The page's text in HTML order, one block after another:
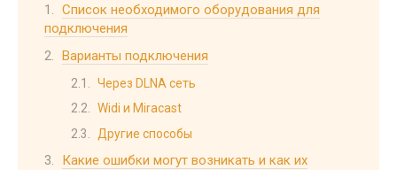
Список необходимого оборудования для
подключения
Варианты подключения
Через DLNA сеть
Widi и Miracast
Другие способы
Какие ошибки могут возникать и как их